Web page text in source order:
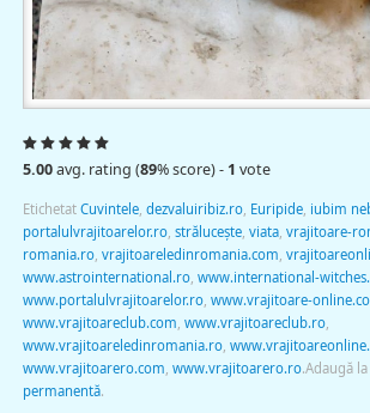
5.00avg. rating (89% score) - 1 vote
Etichetat Cuvintele, dezvaluiribiz.ro, Euripide, iubim
portalulvrajitoarelor.ro, străluceşte, viata, vrajitoare-
romania.ro, vrajitoareledinromania.com
www.astrointernational.ro, www.international-
www.portalulvrajitoarelor.ro, www.vrajitoare-
www.vrajitoareclub.com www.vrajitoareclub.ro,
www.vrajitoareledinromania.ro,
www.vrajitoarero.com www.vrajitoarero.ro.Adaugă
permanentă.